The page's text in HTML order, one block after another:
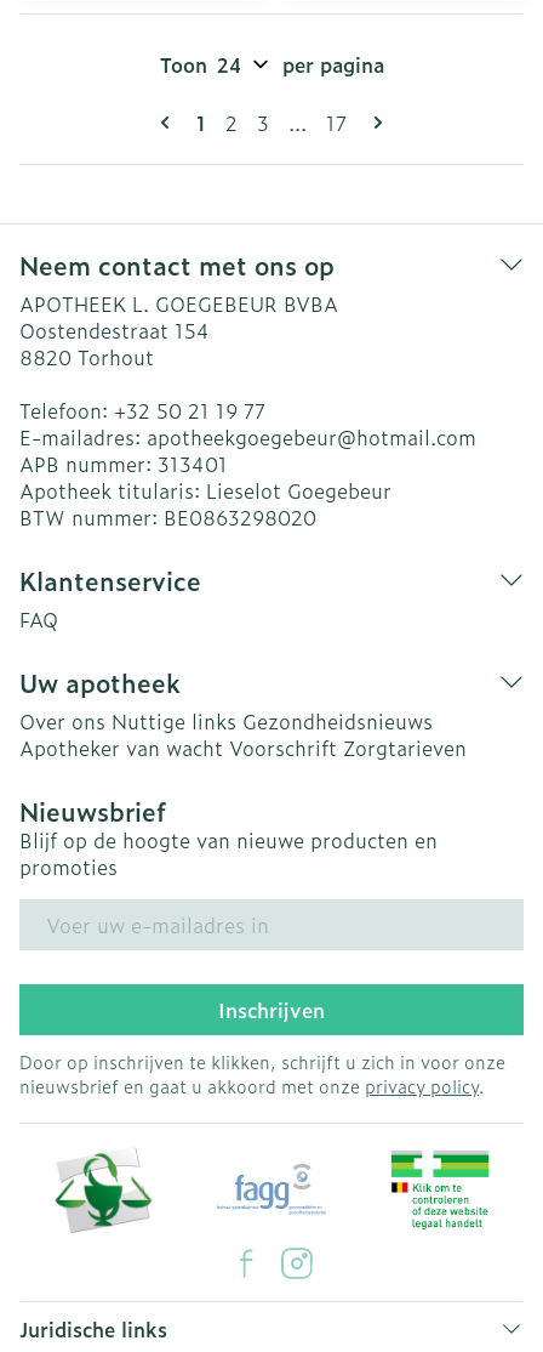
Pagina's
U lees momenteel pagina
1 Pagina
2 Pagina
3 ... Pagina
17
Toon per pagina
Neem contact met ons op
APOTHEEK L. GOEGEBEUR BVBA
Oostendestraat 154
8820 Torhout
Telefoon: +32 50 21 19 77
E-mailadres: apotheekgoegebeur@hotmail.com
APB nummer: 313401
Apotheek titularis: Lieselot Goegebeur
BTW nummer: BE0863298020
Klantenservice
FAQ
Uw apotheek
Over ons Nuttige links Gezondheidsnieuws
Apotheker van wacht Voorschrift Zorgtarieven
Nieuwsbrief
Blijf op de hoogte van nieuwe producten en
promoties
Inschrijven
Door op inschrijven te klikken, schrijft u zich in voor onze
nieuwsbrief en gaat u akkoord met onze privacy policy.
Juridische links